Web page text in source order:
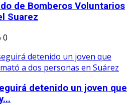
de Bomberos Voluntarios
Suarez
0
detenido un joven que